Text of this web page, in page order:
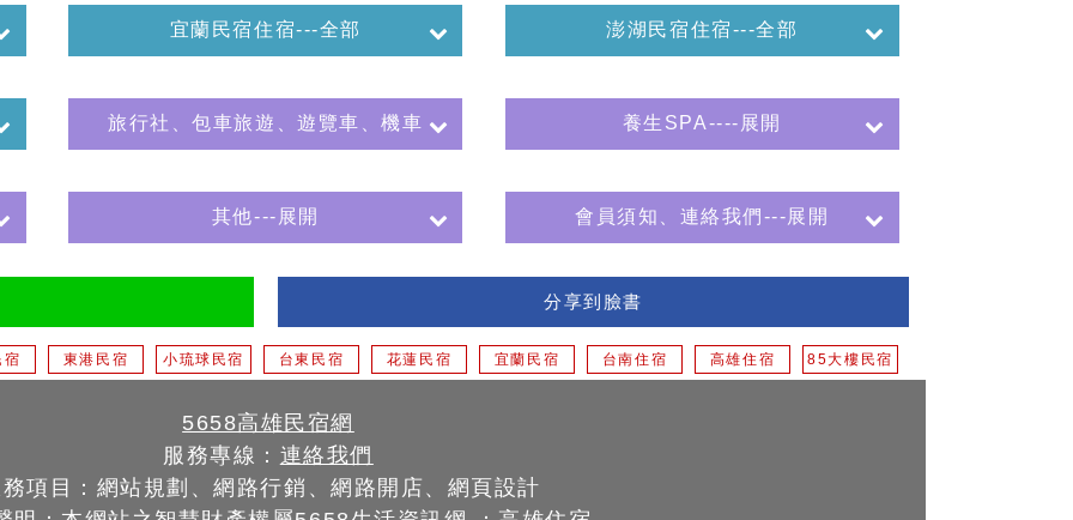
宜蘭民宿住宿---全部 澎湖民宿住宿---全部
旅行社、包車旅遊、遊覽車、機車 養生SPA----展開
其他---展開 會員須知、連絡我們---展開
分享到臉書
宿 東港民宿 小琉球民宿 台東民宿 花蓮民宿 宜蘭民宿 台南住宿 高雄住宿 85大樓民宿
5658高雄民宿網
服務專線： 連絡我們
項目：網站規劃、網路行銷、網路開店、網頁設計